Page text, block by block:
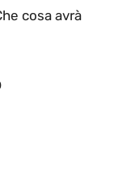
cosa avrà